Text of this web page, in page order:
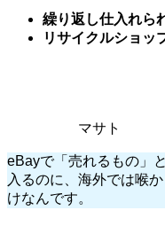
繰り返し仕入れら
リサイクルショッ
マサト
eBayで「売れるもの」
入るのに、海外では喉
けなんです。